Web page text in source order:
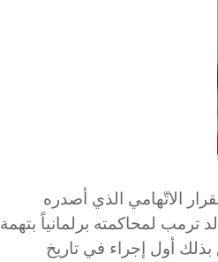
الاتّهامي الذي أصدره
لمحاكمته برلمانياً بتهمة
بذلك أول إجراء في تاريخ